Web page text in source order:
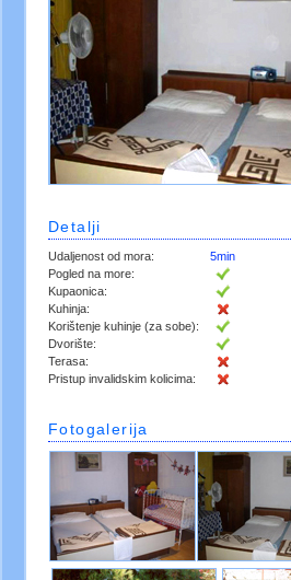
Detalji
Udaljenost od mora: 5min
Pogled na more:
Kupaonica:
Kuhinja:
Korištenje kuhinje (za sobe):
Dvorište:
Terasa:
Pristup invalidskim kolicima:
Fotogalerija